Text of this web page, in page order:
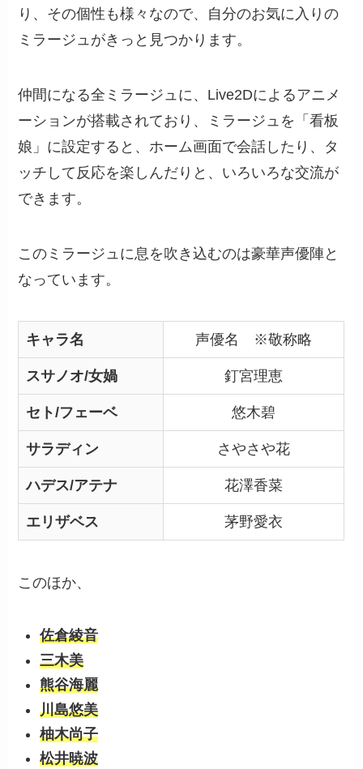
り、その個性も様々なので、自分のお気に入りの
ミラージュがきっと見つかります。
仲間になる全ミラージュに、Live2Dによるアニメ
ーションが搭載されており、ミラージュを「看板
娘」に設定すると、ホーム画面で会話したり、タ
ッチして反応を楽しんだりと、いろいろな交流が
できます。
このミラージュに息を吹き込むのは豪華声優陣と
なっています。
キャラ名 声優名 ※敬称略
スサノオ/女媧 釘宮理恵
セト/フェーベ 悠木碧
サラディン さやさや花
ハデス/アテナ 花澤香菜
エリザベス 茅野愛衣
このほか、
佐倉綾音
三木美
熊谷海麗
川島悠美
柚木尚子
松井暁波